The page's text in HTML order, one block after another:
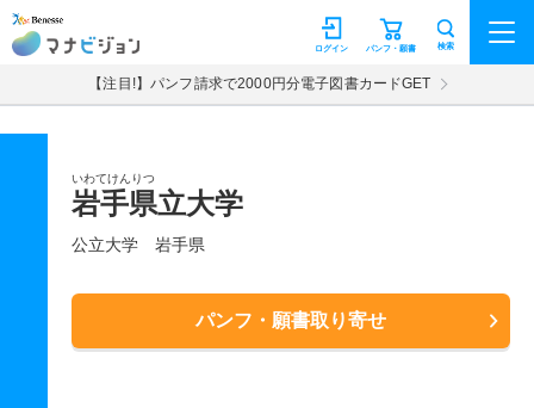
マナビジョン パンフ・願書
ログイン 検索
【注目!】パンフ請求で2000円分電子図書カードGET
いわてけんりつ
岩手県立大学
公立大学 岩手県
パンフ・願書取り寄せ